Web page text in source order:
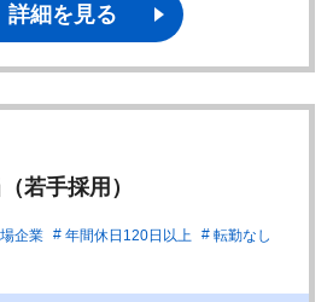
詳細を見る
若手採用）
企業 年間休日120日以上
転勤なし